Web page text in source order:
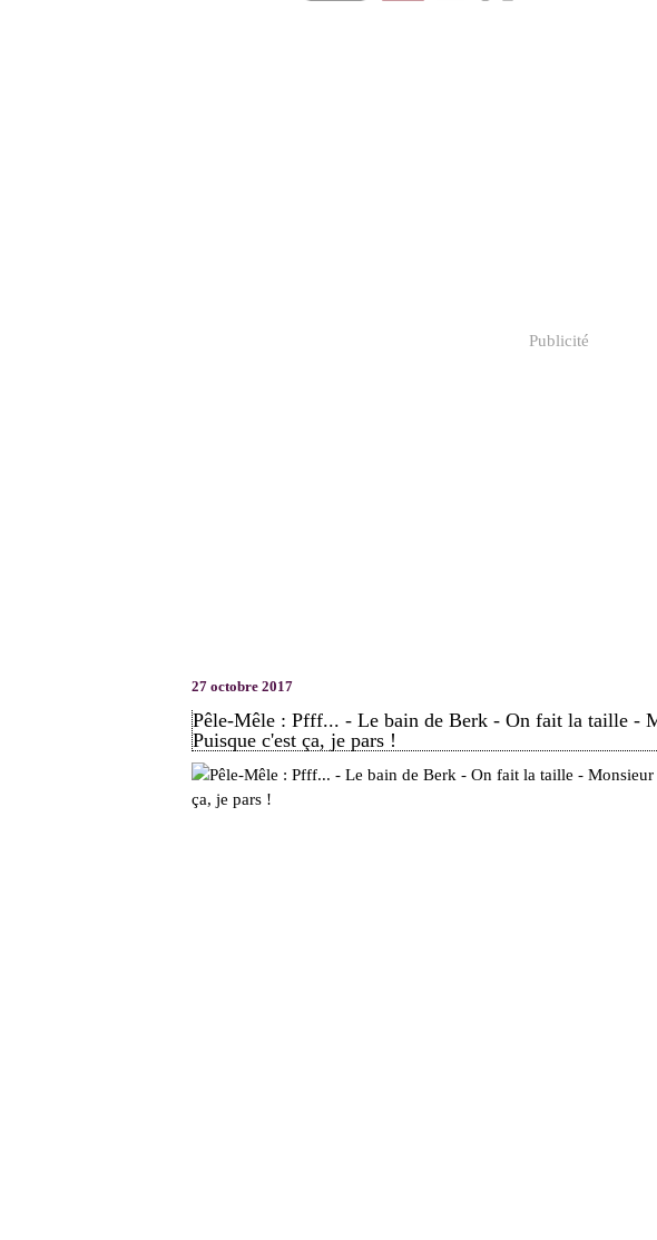
Publicité
27 octobre 2017
Pêle-Mêle : Pfff... - Le bain de Berk - On fait la taille -
Puisque c'est ça, je pars !